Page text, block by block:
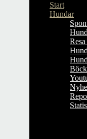
Start
Hundar